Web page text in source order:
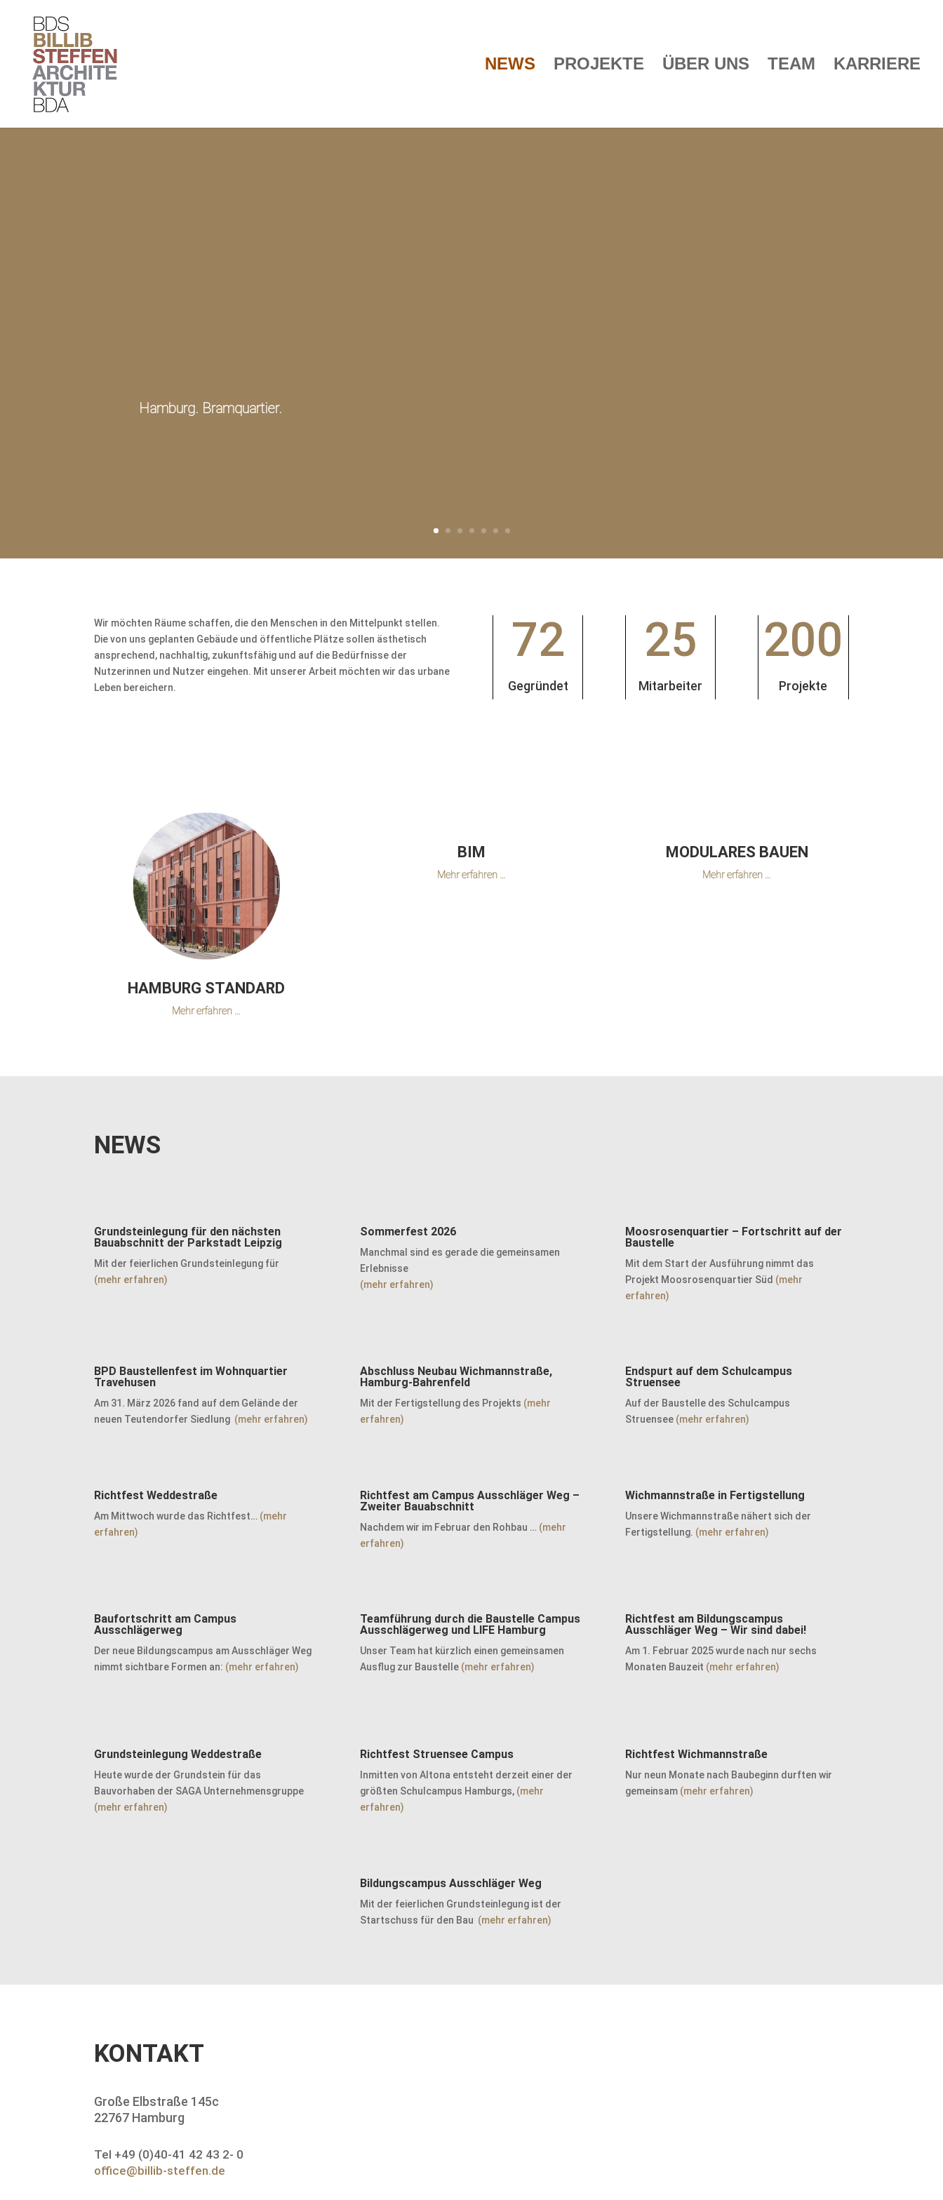
NEWS PROJEKTE ÜBER UNS TEAM KARRIERE
Hamburg. Bramquartier.
Wir möchten Räume schaffen, die den Menschen in den Mittelpunkt stellen.
Die von uns geplanten Gebäude und öffentliche Plätze sollen ästhetisch
ansprechend, nachhaltig, zukunftsfähig und auf die Bedürfnisse der
Nutzerinnen und Nutzer eingehen. Mit unserer Arbeit möchten wir das urbane
Leben bereichern.
72
Gegründet
25
Mitarbeiter
200
Projekte
HAMBURG STANDARD
Mehr erfahren …
BIM
Mehr erfahren …
MODULARES BAUEN
Mehr erfahren …
NEWS
Grundsteinlegung für den nächsten
Bauabschnitt der Parkstadt Leipzig
Mit der feierlichen Grundsteinlegung für
(mehr erfahren)
Sommerfest 2026
Manchmal sind es gerade die gemeinsamen
Erlebnisse
(mehr erfahren)
Moosrosenquartier – Fortschritt auf der
Baustelle
Mit dem Start der Ausführung nimmt das
Projekt Moosrosenquartier Süd (mehr
erfahren)
BPD Baustellenfest im Wohnquartier
Travehusen
Am 31. März 2026 fand auf dem Gelände der
neuen Teutendorfer Siedlung (mehr erfahren)
Abschluss Neubau Wichmannstraße,
Hamburg-Bahrenfeld
Mit der Fertigstellung des Projekts (mehr
erfahren)
Endspurt auf dem Schulcampus
Struensee
Auf der Baustelle des Schulcampus
Struensee(mehr erfahren)
Richtfest Weddestraße
Am Mittwoch wurde das Richtfest… (mehr
erfahren)
Richtfest am Campus Ausschläger Weg –
Zweiter Bauabschnitt
Nachdem wir im Februar den Rohbau … (mehr
erfahren)
Wichmannstraße in Fertigstellung
Unsere Wichmannstraße nähert sich der
Fertigstellung. (mehr erfahren)
Baufortschritt am Campus
Ausschlägerweg
Der neue Bildungscampus am Ausschläger Weg
nimmt sichtbare Formen an: (mehr erfahren)
Teamführung durch die Baustelle Campus
Ausschlägerweg und LIFE Hamburg
Unser Team hat kürzlich einen gemeinsamen
Ausflug zur Baustelle (mehr erfahren)
Richtfest am Bildungscampus
Ausschläger Weg – Wir sind dabei!
Am 1. Februar 2025 wurde nach nur sechs
Monaten Bauzeit (mehr erfahren)
Grundsteinlegung Weddestraße
Heute wurde der Grundstein für das
Bauvorhaben der SAGA Unternehmensgruppe
(mehr erfahren)
Richtfest Struensee Campus
Inmitten von Altona entsteht derzeit einer der
größten Schulcampus Hamburgs, (mehr
erfahren)
Richtfest Wichmannstraße
Nur neun Monate nach Baubeginn durften wir
gemeinsam (mehr erfahren)
Bildungscampus Ausschläger Weg
Mit der feierlichen Grundsteinlegung ist der
Startschuss für den Bau (mehr erfahren)
KONTAKT
Große Elbstraße 145c
22767 Hamburg
Tel +49 (0)40-41 42 43 2- 0
office@billib-steffen.de